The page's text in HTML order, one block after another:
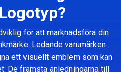
för att marknadsföra din
Ledande varumärken
ett visuellt emblem som kan
De främsta anledningarna till